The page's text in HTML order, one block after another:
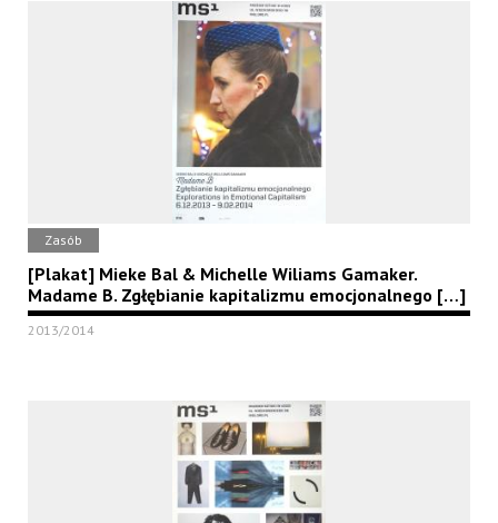
Zasób
[Plakat] Mieke Bal & Michelle Wiliams Gamaker.
Madame B. Zgłębianie kapitalizmu emocjonalnego […]
2013/2014